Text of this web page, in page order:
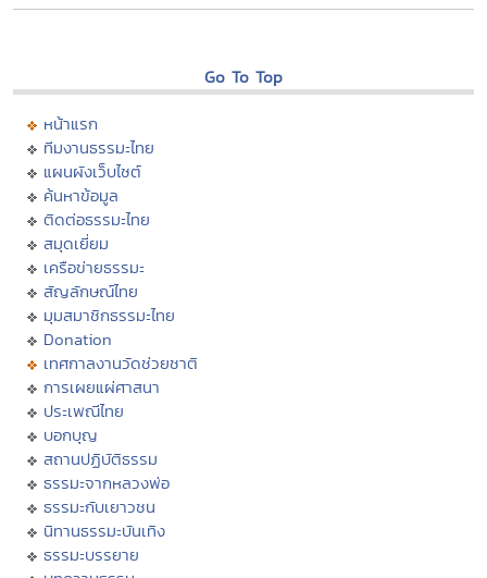
Go To Top
หน้าแรก
ทีมงานธรรมะไทย
แผนผังเว็บไซต์
ค้นหาข้อมูล
ติดต่อธรรมะไทย
สมุดเยี่ยม
เครือข่ายธรรมะ
สัญลักษณ์ไทย
มุมสมาชิกธรรมะไทย
Donation
เทศกาลงานวัดช่วยชาติ
การเผยแผ่ศาสนา
ประเพณีไทย
บอกบุญ
สถานปฏิบัติธรรม
ธรรมะจากหลวงพ่อ
ธรรมะกับเยาวชน
นิทานธรรมะบันเทิง
ธรรมะบรรยาย